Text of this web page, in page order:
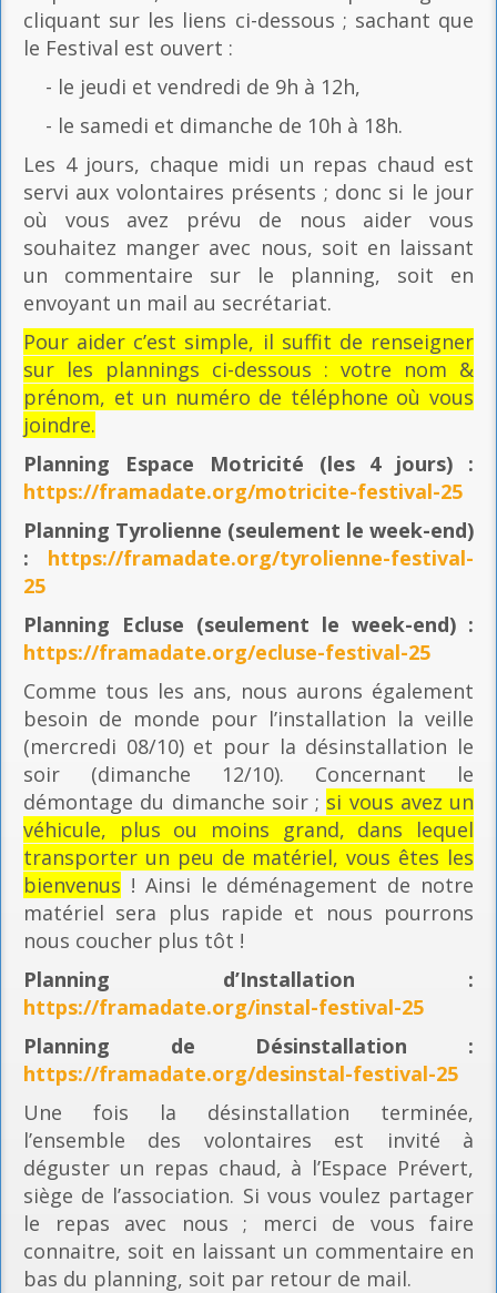
cliquant sur les liens ci-dessous ; sachant que
le Festival est ouvert :
- le jeudi et vendredi de 9h à 12h,
- le samedi et dimanche de 10h à 18h.
Les 4 jours, chaque midi un repas chaud est
servi aux volontaires présents ; donc si le jour
où vous avez prévu de nous aider vous
souhaitez manger avec nous, soit en laissant
un commentaire sur le planning, soit en
envoyant un mail au secrétariat.
Pour aider c’est simple, il suffit de renseigner
sur les plannings ci-dessous : votre nom &
prénom, et un numéro de téléphone où vous
joindre.
Planning Espace Motricité (les 4 jours) :
https://framadate.org/motricite-festival-25
Planning Tyrolienne (seulement le week-end)
: https://framadate.org/tyrolienne-festival-
25
Planning Ecluse (seulement le week-end) :
https://framadate.org/ecluse-festival-25
Comme tous les ans, nous aurons également
besoin de monde pour l’installation la veille
(mercredi 08/10) et pour la désinstallation le
soir (dimanche 12/10). Concernant le
démontage du dimanche soir ; si vous avez un
véhicule, plus ou moins grand, dans lequel
transporter un peu de matériel, vous êtes les
bienvenus ! Ainsi le déménagement de notre
matériel sera plus rapide et nous pourrons
nous coucher plus tôt !
Planning d’Installation :
https://framadate.org/instal-festival-25
Planning de Désinstallation :
https://framadate.org/desinstal-festival-25
Une fois la désinstallation terminée,
l’ensemble des volontaires est invité à
déguster un repas chaud, à l’Espace Prévert,
siège de l’association. Si vous voulez partager
le repas avec nous ; merci de vous faire
connaitre, soit en laissant un commentaire en
bas du planning, soit par retour de mail.